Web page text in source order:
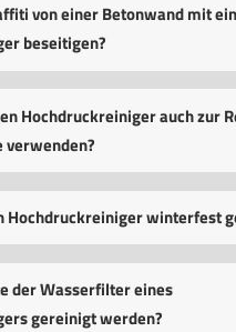
von einer Betonwand mit
beseitigen?
Hochdruckreiniger auch zur
verwenden?
Hochdruckreiniger winterfest
der Wasserfilter eines
gereinigt werden?